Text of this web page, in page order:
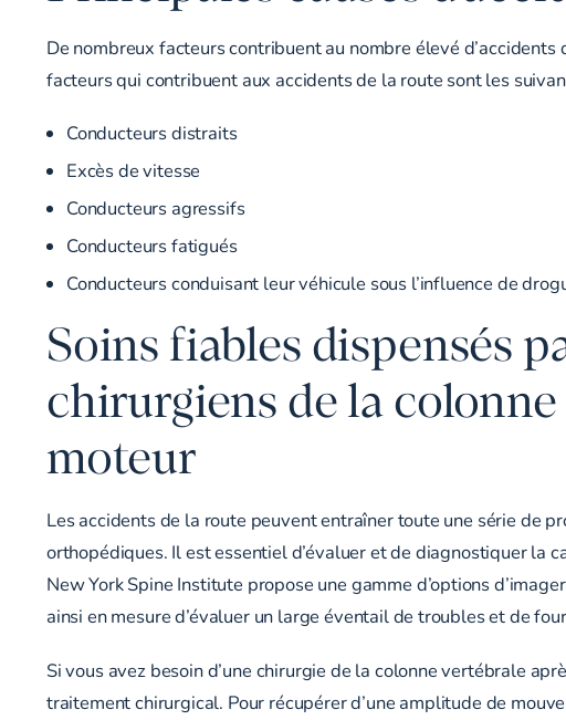
De nombreux facteurs contribuent au nombre élevé
facteurs qui contribuent aux accidents de la route sont les
Conducteurs distraits
Excès de vitesse
Conducteurs agressifs
Conducteurs fatigués
Conducteurs conduisant leur véhicule sous l’influence de
Soins fiables dispensés
chirurgiens de la
moteur
Les accidents de la route peuvent entraîner toute une série de
orthopédiques. Il est essentiel d’évaluer et de diagnostiquer la
New York Spine Institute propose une gamme d’options
ainsi en mesure d’évaluer un large éventail de troubles et de
Si vous avez besoin d’une chirurgie de la colonne vertébrale
traitement chirurgical. Pour récupérer d’une amplitude de